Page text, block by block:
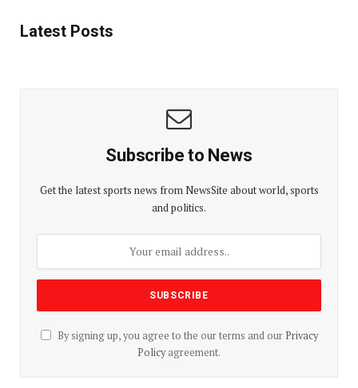
Latest Posts
Subscribe to News
Get the latest sports news from NewsSite about world, sports
and politics.
By signing up, you agree to the our terms and our Privacy
Policyagreement.